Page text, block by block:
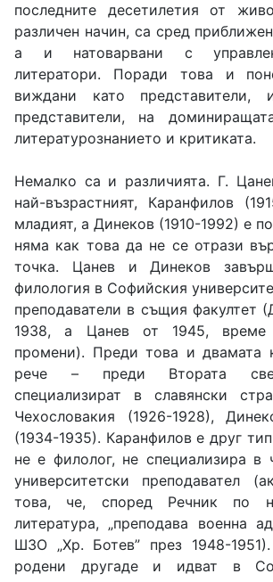
последните десетилетия от
различен начин, са сред
а и натоварвани с
литератори. Поради това и
виждани като
представители, на
литературознанието и критиката.
Немалко са и различията. Г.
най-възрастният, Каранфилов
младият, а Динеков (1910-1992) е
няма как това да не се отрази
точка. Цанев и Динеков
филология в Софийския
преподаватели в същия факултет
1938, а Цанев от 1945, време
промени). Преди това и двамата
рече – преди Втората
специализират в славянски
Чехословакия (1926-1928),
(1934-1935). Каранфилов е друг
не е филолог, не специализира
университетски преподавател
това, че, според Речник по
литература, „преподава военна
ШЗО „Хр. Ботев” през 1948-
родени другаде и идват в